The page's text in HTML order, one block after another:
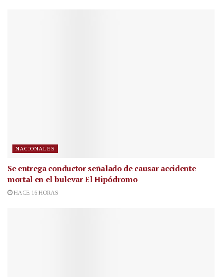
NACIONALES
Se entrega conductor señalado de causar accidente
mortal en el bulevar El Hipódromo
HACE 16 HORAS